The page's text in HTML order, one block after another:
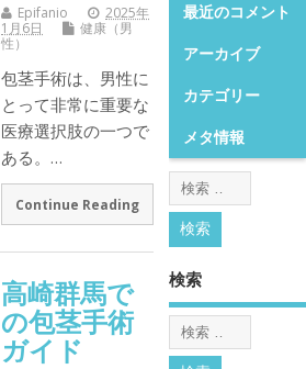
Epifanio
2025年
1月6日
健康（男
性）
包茎手術は、男性に
とって非常に重要な
医療選択肢の一つで
ある。…
Continue Reading
高崎群馬で
の包茎手術
ガイド
最近のコメント
アーカイブ
カテゴリー
メタ情報
検索